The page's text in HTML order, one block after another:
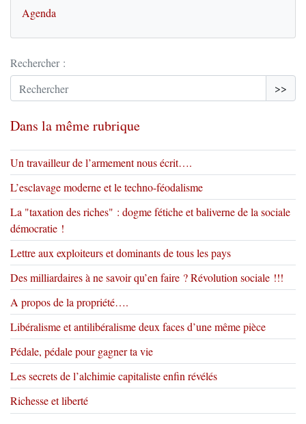
Agenda
Rechercher :
>>
Dans la même rubrique
Un travailleur de l’armement nous écrit….
L’esclavage moderne et le techno-féodalisme
La "taxation des riches" : dogme fétiche et baliverne de la sociale
démocratie !
Lettre aux exploiteurs et dominants de tous les pays
Des milliardaires à ne savoir qu’en faire ? Révolution sociale !!!
A propos de la propriété….
Libéralisme et antilibéralisme deux faces d’une même pièce
Pédale, pédale pour gagner ta vie
Les secrets de l’alchimie capitaliste enfin révélés
Richesse et liberté